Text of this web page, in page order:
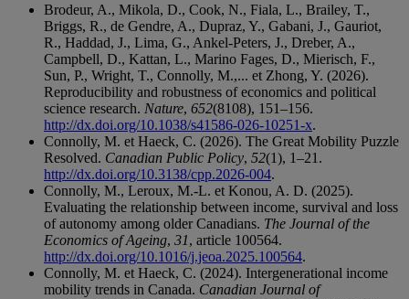
Brodeur, A., Mikola, D., Cook, N., Fiala, L., Brailey, T.,
Briggs, R., de Gendre, A., Dupraz, Y., Gabani, J., Gauriot,
R., Haddad, J., Lima, G., Ankel-Peters, J., Dreber, A.,
Campbell, D., Kattan, L., Marino Fages, D., Mierisch, F.,
Sun, P., Wright, T., Connolly, M.,... et Zhong, Y. (2026).
Reproducibility and robustness of economics and political
science research. Nature, 652(8108), 151–156.
http://dx.doi.org/10.1038/s41586-026-10251-x.
Connolly, M. et Haeck, C. (2026). The Great Mobility Puzzle
Resolved. Canadian Public Policy, 52(1), 1–21.
http://dx.doi.org/10.3138/cpp.2026-004.
Connolly, M., Leroux, M.-L. et Konou, A. D. (2025).
Evaluating the relationship between income, survival and loss
of autonomy among older Canadians. The Journal of the
Economics of Ageing, 31, article 100564.
http://dx.doi.org/10.1016/j.jeoa.2025.100564.
Connolly, M. et Haeck, C. (2024). Intergenerational income
mobility trends in Canada. Canadian Journal of